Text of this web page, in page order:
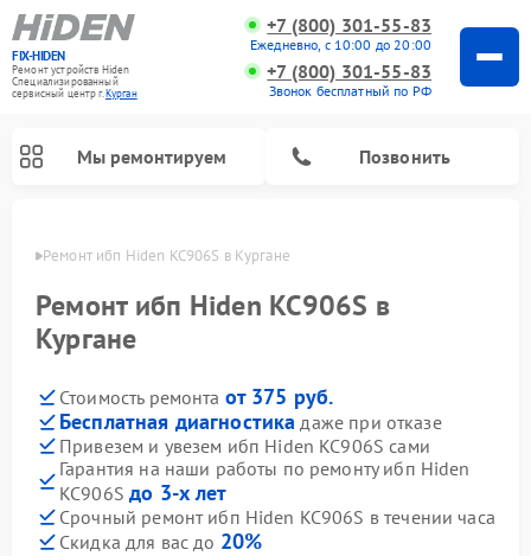
FIX-HIDEN
Ремонт устройств Hiden
Специализированный
cервисный центр г.Курган
+7 (800) 301-55-83
Ежедневно, с 10:00 до 20:00
+7 (800) 301-55-83
Звонок бесплатный по РФ
Мы ремонтируем Позвонить
Ремонт ибп Hiden KC906S в Кургане
Ремонт ибп Hiden KC906S в
Кургане
Стоимость ремонта от 375 руб.
Бесплатная диагностика даже при отказе
Привезем и увезем ибп Hiden KC906S сами
Гарантия на наши работы по ремонту ибп Hiden
KC906Sдо 3-х лет
Срочный ремонт ибп Hiden KC906S в течении часа
Скидка для вас до 20%